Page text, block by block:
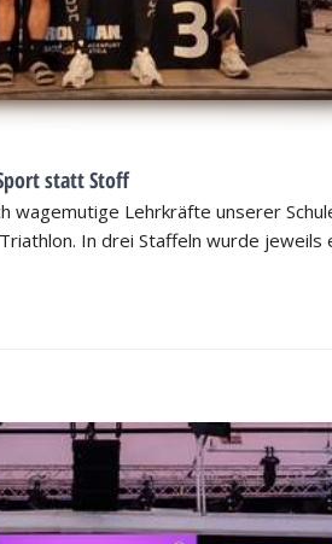
statt Stoff
wagemutige Lehrkräfte unserer
In drei Staffeln wurde jeweils